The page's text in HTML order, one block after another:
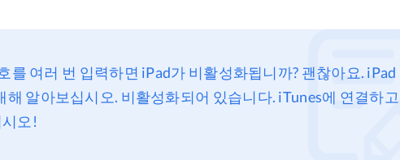
를 여러 번 입력하면 iPad가 비활성화됩니까? 괜찮아요. iPad
해 알아보십시오. 비활성화되어 있습니다. iTunes에 연결하고
오!